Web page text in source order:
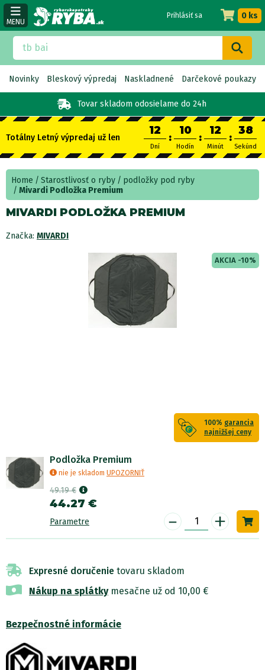
MENU
Tovar skladom odosielame do 24h
Prihlásiť sa 0 ks
Novinky Bleskový výpredaj Naskladnené Darčekové poukazy
Totálny Letný výpredaj už len
12
Dní
:
10
Hodín
:
12
Minút
:
37
Sekúnd
Home Starostlivosť o ryby
podložky pod ryby
Mivardi Podložka Premium
MIVARDI PODLOŽKA PREMIUM
Značka: MIVARDI
AKCIA -10%
100% garancia
najnižšej ceny
Podložka Premium
nie je skladom UPOZORNIŤ
49.19 €
44.27 €
Parametre - +
Expresné doručenie tovaru skladom
Nákup na splátkymesačne už od 10,00 €
Bezpečnostné informácie